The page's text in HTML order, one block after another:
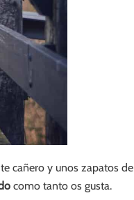
cañero y unos zapatos de
como tanto os gusta.